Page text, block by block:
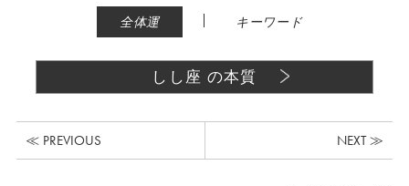
全体運 | キーワード
しし座 の本質
≪ PREVIOUS NEXT ≫